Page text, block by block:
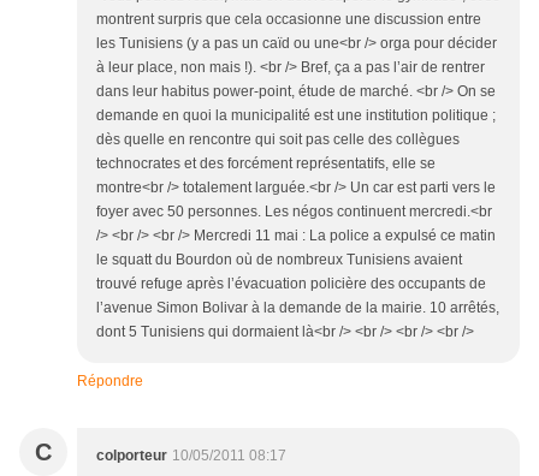
montrent surpris que cela occasionne une discussion entre
les Tunisiens (y a pas un caïd ou une<br /> orga pour décider
à leur place, non mais !). <br /> Bref, ça a pas l’air de rentrer
dans leur habitus power-point, étude de marché. <br /> On se
demande en quoi la municipalité est une institution politique ;
dès quelle en rencontre qui soit pas celle des collègues
technocrates et des forcément représentatifs, elle se
montre<br /> totalement larguée.<br /> Un car est parti vers le
foyer avec 50 personnes. Les négos continuent mercredi.<br
/> <br /> <br /> Mercredi 11 mai : La police a expulsé ce matin
le squatt du Bourdon où de nombreux Tunisiens avaient
trouvé refuge après l’évacuation policière des occupants de
l’avenue Simon Bolivar à la demande de la mairie. 10 arrêtés,
dont 5 Tunisiens qui dormaient là<br /> <br /> <br /> <br />
Répondre
C colporteur 10/05/2011 08:17